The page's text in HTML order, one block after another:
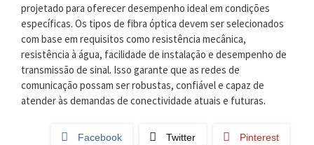
projetado para oferecer desempenho ideal em condições
específicas. Os tipos de fibra óptica devem ser selecionados
com base em requisitos como resistência mecânica,
resistência à água, facilidade de instalação e desempenho de
transmissão de sinal. Isso garante que as redes de
comunicação possam ser robustas, confiável e capaz de
atender às demandas de conectividade atuais e futuras.
Facebook Twitter Pinterest